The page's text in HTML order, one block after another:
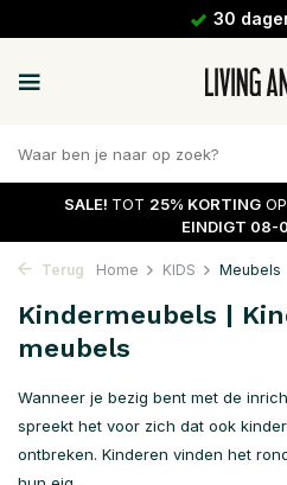
30
SALE! TOT 25% KORTING
EINDIGT
Terug Home KIDS Meubels
Kindermeubels |
meubels
Wanneer je bezig bent met de
spreekt het voor zich dat ook
ontbreken. Kinderen vinden het